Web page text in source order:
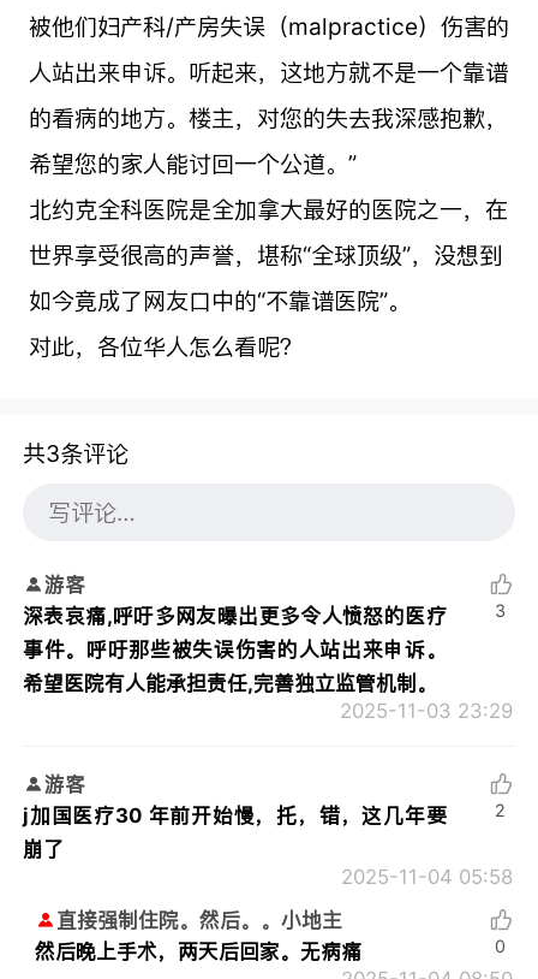
被他们妇产科/产房失误（malpractice）伤害的
人站出来申诉。 听起来，这地方就不是一个靠谱
的看病的地方。楼主，对您的失去我深感抱歉，
希望您的家人能讨回一个公道。 ”
北约克全科医院是全加拿大最好的医院之一，在
世界享受很高的声誉，堪称“全球顶级”，没想到
如今竟成了网友口中的“不靠谱医院”。
对此，各位华人怎么看呢？
共3条评论
游客
深表哀痛,呼吁多网友曝出更多令人愤怒的医疗
事件。呼吁那些被失误伤害的人站出来申诉。
希望医院有人能承担责任,完善独立监管机制。
2025-11-03 23:29
3
游客
j加国医疗30 年前开始慢，托，错，这几年要
崩了
2025-11-04 05:58
2
直接强制住院。然后。。小地主
然后晚上手术，两天后回家。无病痛
0